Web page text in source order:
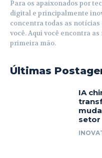
Para os apaixonados por
digital e principalmente
concentra todas as
você. Aqui você encontra
primeira mão.
Últimas
IA
setor